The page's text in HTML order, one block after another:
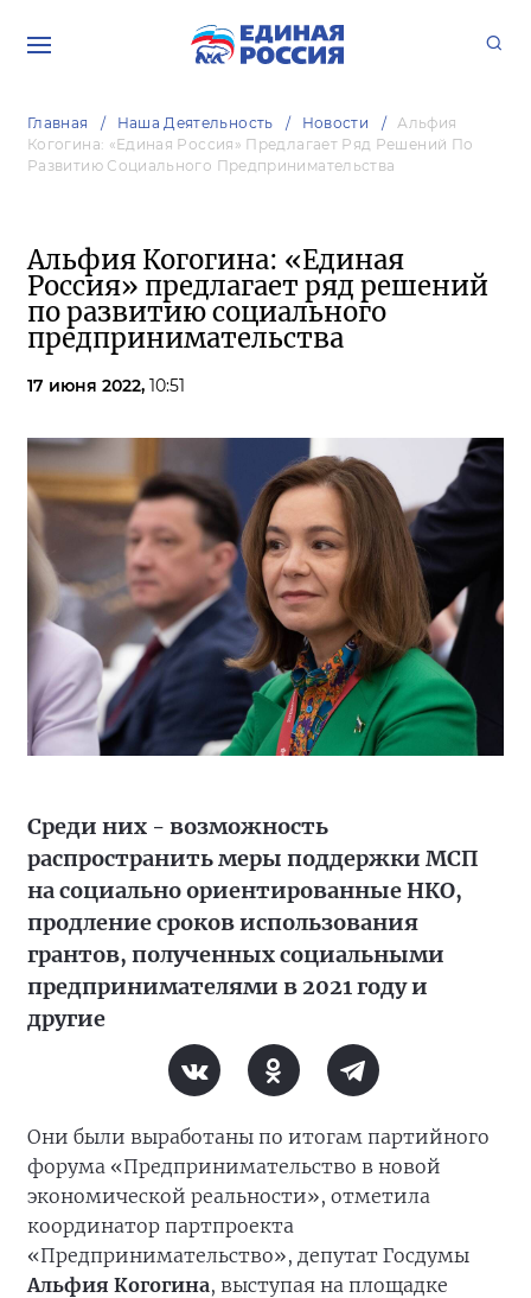
Главная Наша Деятельность Новости
Альфия
Когогина: «Единая Россия» Предлагает Ряд Решений По
Развитию Социального Предпринимательства
Альфия Когогина: «Единая
Россия» предлагает ряд решений
по развитию социального
предпринимательства
17 июня 2022, 10:51
Среди них - возможность
распространить меры поддержки МСП
на социально ориентированные НКО,
продление сроков использования
грантов, полученных социальными
предпринимателями в 2021 году и
другие
Они были выработаны по итогам партийного
форума «Предпринимательство в новой
экономической реальности», отметила
координатор партпроекта
«Предпринимательство», депутат Госдумы
Альфия Когогина, выступая на площадке